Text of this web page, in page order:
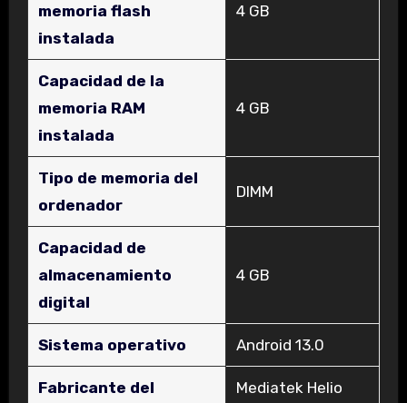
memoria flash
instalada
‎4 GB
Capacidad de la
memoria RAM
instalada
‎4 GB
Tipo de memoria del
ordenador
‎DIMM
Capacidad de
almacenamiento
digital
‎4 GB
Sistema operativo ‎Android 13.0
Fabricante del
‎Mediatek Helio